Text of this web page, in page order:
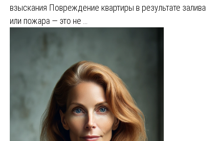
взыскания Повреждение квартиры в результате залива
или пожара — это не …